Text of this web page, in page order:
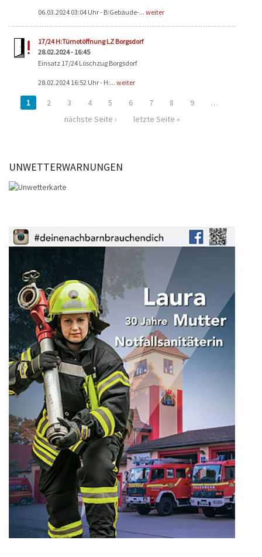
06.03.2024 03:04 Uhr - B:Gebäude-... weiter
17/24 H:Türnotöffnung LZ Borgsdorf
28.02.2024 - 16:45
Einsatz 17/24 Löschzug Borgsdorf
28.02.2024 16:52 Uhr - H:... weiter
1 2 3 4 5 6 7 8 9
…
nächste Seite ›
letzte Seite »
UNWETTERWARNUNGEN